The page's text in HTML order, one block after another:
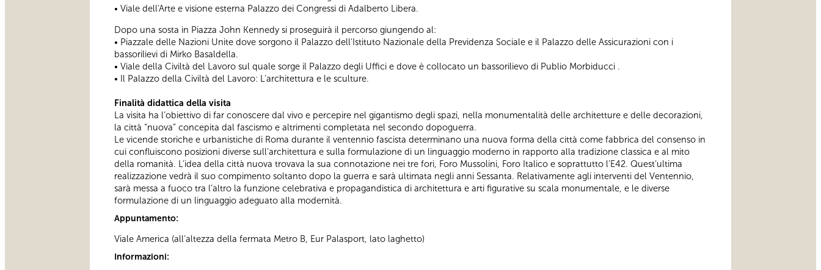
• Viale dell'Arte e visione esterna Palazzo dei Congressi di Adalberto Libera.
Dopo una sosta in Piazza John Kennedy si proseguirà il percorso giungendo al:
• Piazzale delle Nazioni Unite dove sorgono il Palazzo dell'Istituto Nazionale della Previdenza Sociale e il Palazzo delle Assicurazioni con i
bassorilievi di Mirko Basaldella.
• Viale della Civiltà del Lavoro sul quale sorge il Palazzo degli Uffici e dove è collocato un bassorilievo di Publio Morbiducci .
• Il Palazzo della Civiltà del Lavoro: L'architettura e le sculture.
Finalità didattica della visita
La visita ha l’obiettivo di far conoscere dal vivo e percepire nel gigantismo degli spazi, nella monumentalità delle architetture e delle decorazioni,
la città “nuova” concepita dal fascismo e altrimenti completata nel secondo dopoguerra.
Le vicende storiche e urbanistiche di Roma durante il ventennio fascista determinano una nuova forma della città come fabbrica del consenso in
cui confluiscono posizioni diverse sull’architettura e sulla formulazione di un linguaggio moderno in rapporto alla tradizione classica e al mito
della romanità. L’idea della città nuova trovava la sua connotazione nei tre fori, Foro Mussolini, Foro Italico e soprattutto l’E42. Quest’ultima
realizzazione vedrà il suo compimento soltanto dopo la guerra e sarà ultimata negli anni Sessanta. Relativamente agli interventi del Ventennio,
sarà messa a fuoco tra l’altro la funzione celebrativa e propagandistica di architettura e arti figurative su scala monumentale, e le diverse
formulazione di un linguaggio adeguato alla modernità.
Appuntamento:
Viale America (all’altezza della fermata Metro B, Eur Palasport, lato laghetto)
Informazioni: